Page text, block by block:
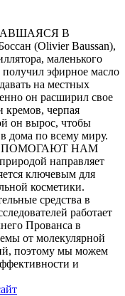
В
(Olivier Baussan),
маленького
получил эфирное масло
на местных
он расширил свое
кремов, черпая
он вырос, чтобы
дома по всему миру.
ПОМОГАЮТ НАМ
направляет
ключевым для
косметики.
средства в
работает
Прованса в
от молекулярной
поэтому мы можем
и